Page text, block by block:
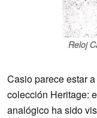
Reloj
Casio parece estar
colección Heritage:
analógico ha sido